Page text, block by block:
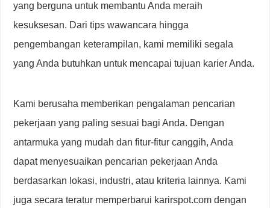
yang berguna untuk membantu Anda meraih
kesuksesan. Dari tips wawancara hingga
pengembangan keterampilan, kami memiliki segala
yang Anda butuhkan untuk mencapai tujuan karier Anda.
Kami berusaha memberikan pengalaman pencarian
pekerjaan yang paling sesuai bagi Anda. Dengan
antarmuka yang mudah dan fitur-fitur canggih, Anda
dapat menyesuaikan pencarian pekerjaan Anda
berdasarkan lokasi, industri, atau kriteria lainnya. Kami
juga secara teratur memperbarui karirspot.com dengan